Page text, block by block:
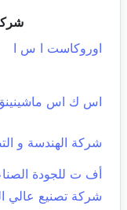
اوروكاست ا س ا
اس ك اس
شركة الهندسة و
أف ت للجودة
شركة تصنيع عالي